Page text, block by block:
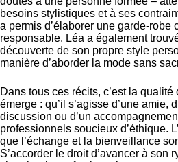
besoins stylistiques et à ses
a permis d’élaborer une garde-robe
responsable. Léa a également
découverte de son propre style
manière d’aborder la mode sans
Dans tous ces récits, c’est la
émerge : qu’il s’agisse d’une amie,
discussion ou d’un
professionnels soucieux d’éthique.
que l’échange et la bienveillance
S’accorder le droit d’avancer à son